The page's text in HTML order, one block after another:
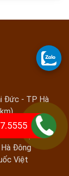
Đức - TP Hà
Trọng Tấn -
Hà Nội
Đông
Việt